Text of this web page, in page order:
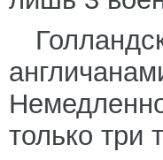
только три